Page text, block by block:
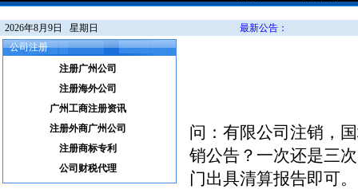
2026年8月9日 星期日
最新公告：
公司注册
注册广州公司
注册海外公司
广州工商注册资讯
注册外商广州公司
注册商标专利
公司财税代理
问：有限公司注销，
销公告？一次还是三
门出具清算报告即可。